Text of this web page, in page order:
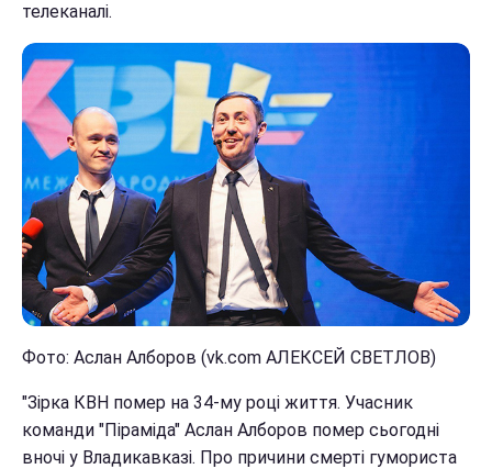
телеканалі.
Фото: Аслан Алборов (vk.com АЛЕКСЕЙ СВЕТЛОВ)
"Зірка КВН помер на 34-му році життя. Учасник
команди "Піраміда" Аслан Алборов помер сьогодні
вночі у Владикавказі. Про причини смерті гумориста